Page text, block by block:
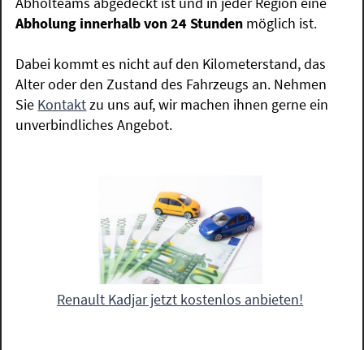
Abholung innerhalb von 24 Stunden möglich ist.
Dabei kommt es nicht auf den Kilometerstand, das
Alter oder den Zustand des Fahrzeugs an. Nehmen
Sie Kontaktzu uns auf, wir machen ihnen gerne ein
unverbindliches Angebot.
Renault Kadjar jetzt kostenlos anbieten!